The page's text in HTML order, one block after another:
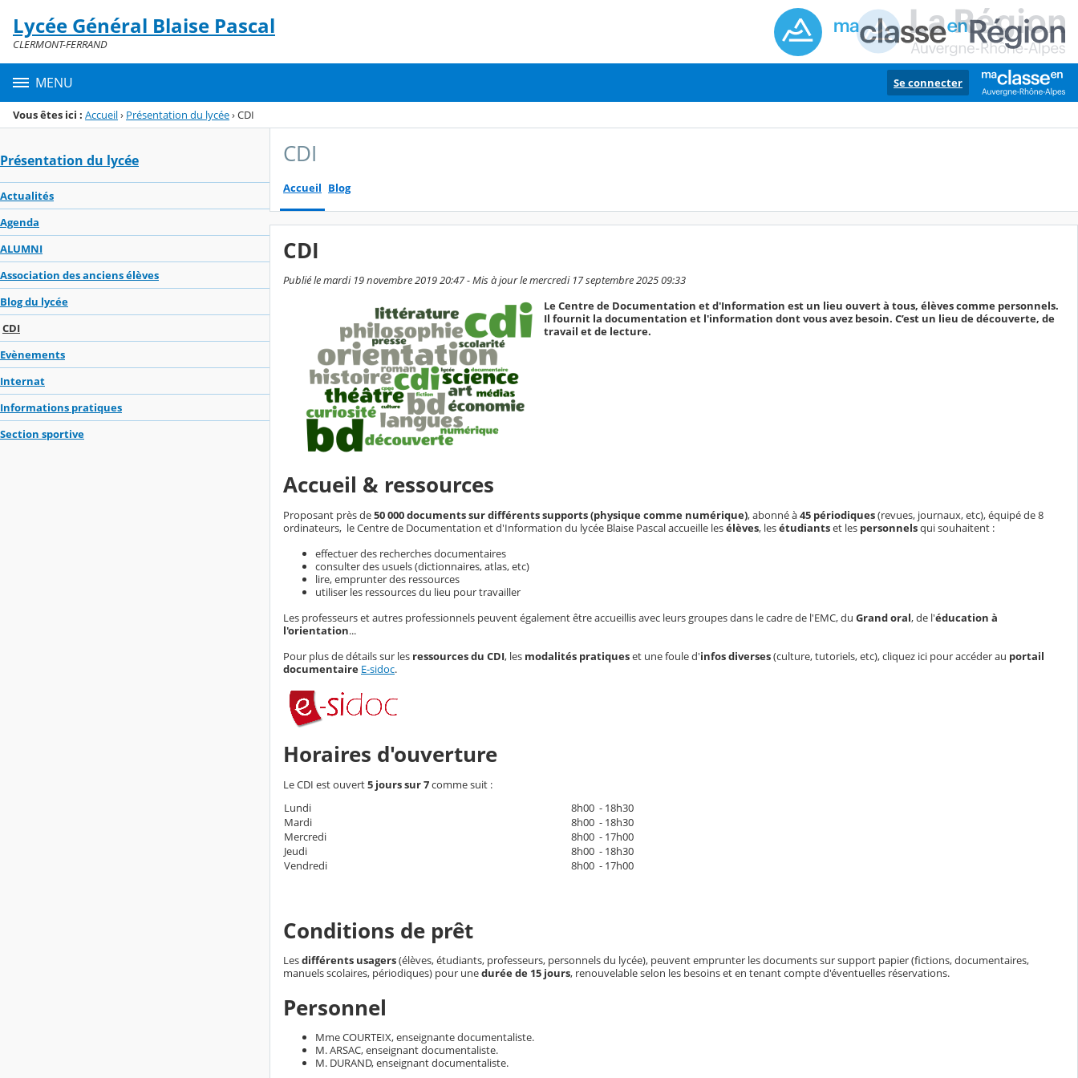
Menu de la rubrique
Contenu
Lycée Général Blaise Pascal
CLERMONT-FERRAND
MENU Se connecter
Vous êtes ici : Accueil› Présentation du lycée›CDI
Présentation du lycée
Actualités
Agenda
ALUMNI
Association des anciens élèves
Blog du lycée
CDI
Evènements
Internat
Informations pratiques
Section sportive
CDI
Accueil Blog
CDI
Publié le mardi 19 novembre 2019 20:47 - Mis à jour le mercredi 17 septembre 2025 09:33
Le Centre de Documentation et d'Information est un lieu ouvert à tous, élèves comme personnels.
Il fournit la documentation et l'information dont vous avez besoin. C’est un lieu de découverte, de
travail et de lecture.
Accueil & ressources
Proposant près de50 000 documents sur différents supports (physique comme numérique), abonné à45 périodiques(revues, journaux, etc), équipé de 8
ordinateurs, le Centre de Documentation et d'Information du lycée Blaise Pascal accueille lesélèves, lesétudiantset les personnelsqui souhaitent :
effectuer des recherches documentaires
consulter des usuels (dictionnaires, atlas, etc)
lire, emprunter des ressources
utiliser les ressources du lieu pour travailler
Les professeurs et autres professionnels peuvent également être accueillis avec leurs groupes dans le cadre de l'EMC, du Grand oral, de l'éducation à
l'orientation...
Pour plus de détails sur les ressources du CDI, les modalités pratiqueset une foule d'infos diverses(culture, tutoriels, etc), cliquez ici pour accéder au portail
documentaire E-sidoc.
Horaires d'ouverture
Le CDI est ouvert5 jours sur 7comme suit :
Lundi
8h00 - 18h30
Mardi
8h00 - 18h30
Mercredi
8h00 - 17h00
Jeudi
8h00 - 18h30
Vendredi
8h00 - 17h00
Conditions de prêt
Lesdifférents usagers(élèves, étudiants, professeurs, personnels du lycée), peuvent emprunter les documents sur support papier (fictions, documentaires,
manuels scolaires, périodiques) pour unedurée de 15 jours, renouvelable selon les besoins et en tenant compte d'éventuelles réservations.
Personnel
Mme COURTEIX, enseignante documentaliste.
M. ARSAC, enseignant documentaliste.
M. DURAND, enseignant documentaliste.